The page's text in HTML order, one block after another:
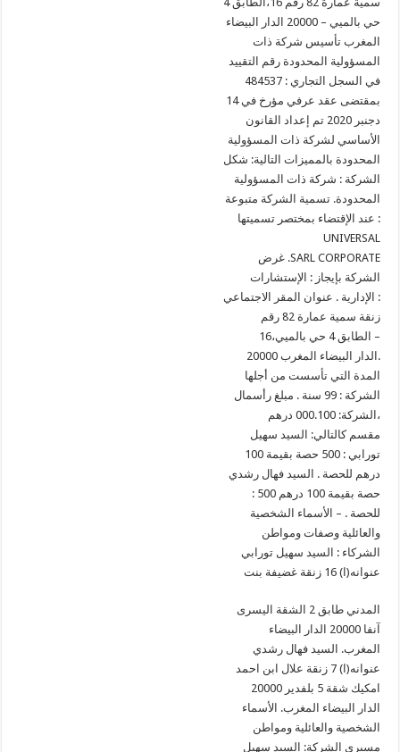
حي بالميي – 20000 الدار البيضاء
المغرب تأسيس شركة ذات
المسؤولية المحدودة رقم التقييد
في السجل التجاري : 484537
بمقتضى عقد عرفي مؤرخ في 14
دجنبر 2020 تم إعداد القانون
الأساسي لشركة ذات المسؤولية
المحدودة بالمميزات التالية: شكل
الشركة : شركة ذات المسؤولية
المحدودة. تسمية الشركة متبوعة
عند الإقتضاء بمختصر تسميتها :
UNIVERSAL
غرض .SARL CORPORATE
الشركة بإيجاز : الإستشارات
الإدارية . عنوان المقر الاجتماعي :
زنقة سمية عمارة 82 رقم
16،الطابق 4 حي بالميي –
20000 الدار البيضاء المغرب.
المدة التي تأسست من أجلها
الشركة : 99 سنة . مبلغ رأسمال
الشركة: 000.100 درهم،
مقسم كالتالي: السيد سهيل
تورابي : 500 حصة بقيمة 100
درهم للحصة . السيد فهال رشدي
: 500 حصة بقيمة 100 درهم
للحصة . – الأسماء الشخصية
والعائلية وصفات ومواطن
الشركاء : السيد سهيل تورابي
عنوانه(ا) 16 زنقة غضيفة بنت
المدني طابق 2 الشقة اليسرى
آنفا 20000 الدار البيضاء
المغرب. السيد فهال رشدي
عنوانه(ا) 7 زنقة علال ابن احمد
امكيك شقة 5 بلفدير 20000
الدار البيضاء المغرب. الأسماء
الشخصية والعائلية ومواطن
مسيري الشركة: السيد سهيل